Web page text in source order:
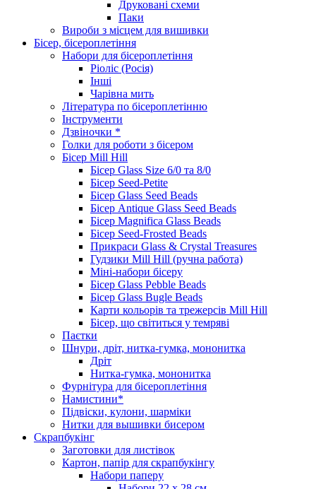
Друковані схеми
Паки
Вироби з місцем для вишивки
Бісер, бісероплетіння
Набори для бісероплетіння
Ріоліс (Росія)
Інші
Чарівна мить
Література по бісероплетінню
Інструменти
Дзвіночки *
Голки для роботи з бісером
Бісер Mill Hill
Бісер Glass Size 6/0 та 8/0
Бісер Seed-Petite
Бісер Glass Seed Beads
Бісер Antique Glass Seed Beads
Бісер Magnifica Glass Beads
Бісер Seed-Frosted Beads
Прикраси Glass & Crystal Treasures
Гудзики Mill Hill (ручна работа)
Міні-набори бісеру
Бісер Glass Pebble Beads
Бісер Glass Bugle Beads
Карти кольорів та трежерсів Mill Hill
Бісер, що світиться у темряві
Паєтки
Шнури, дріт, нитка-гумка, мононитка
Дріт
Нитка-гумка, мононитка
Фурнітура для бісероплетіння
Намистини*
Підвіски, кулони, шарміки
Нитки для вышивки бисером
Скрапбукінг
Заготовки для листівок
Картон, папір для скрапбукінгу
Набори паперу